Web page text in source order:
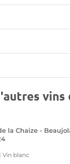
vins
la Chaize -
Vin blanc